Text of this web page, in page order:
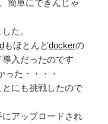
簡単にできんじゃ
た。
もほとんどdockerの
入だったのです
った・・・・
にも挑戦したので
アップロードされ